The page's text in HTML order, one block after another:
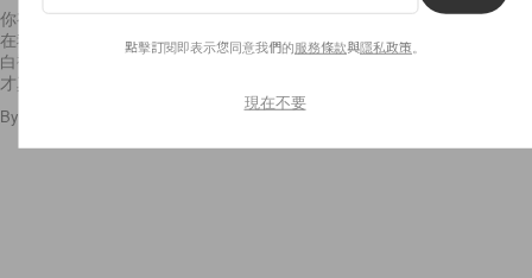
你有多久沒穿過白襪了？自從告別中學生身分、收起校服裙後，白襪幾乎
在我們的世界銷聲匿跡。襪子界有這麼多繽紛、新奇的設計，再穿呆呆的
白襪好像有點老套。但是今天開始，可能你的想法要改變了，穿白襪原來
才真正走
By
點擊訂閱即表示您同意我們的服務條款與隱私政策
現在不要